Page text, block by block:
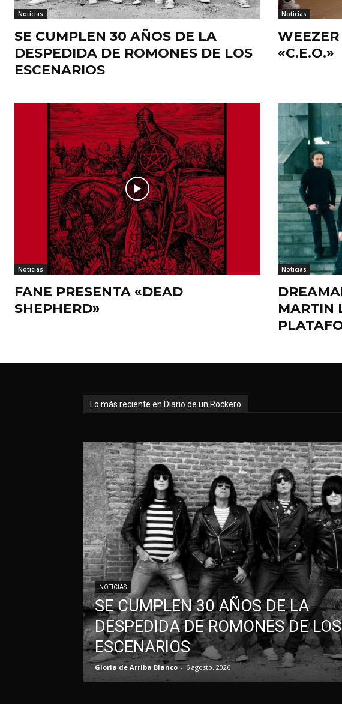
Noticias
SE CUMPLEN 30 AÑOS DE LA
DESPEDIDA DE ROMONES DE LOS
ESCENARIOS
Noticias
WEEZER
«C.E.O.»
Noticias
FANE PRESENTA «DEAD
SHEPHERD»
Noticias
MARTIN
Lo más reciente en Diario de un Rockero
NOTICIAS
SE CUMPLEN 30 AÑOS DE LA
DESPEDIDA DE ROMONES DE LOS
ESCENARIOS
Gloria de Arriba Blanco - 6 agosto, 2026